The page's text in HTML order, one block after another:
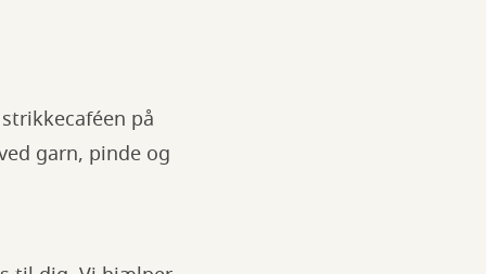
på
garn, pinde og